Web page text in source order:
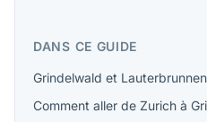
DANS CE GUIDE
Grindelwald et
Comment aller de Zurich à